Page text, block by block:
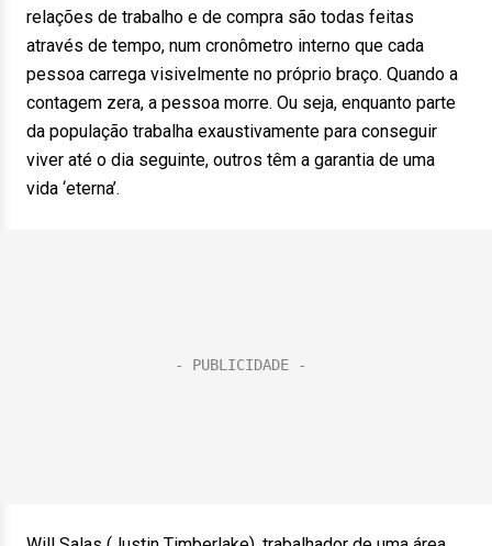
relações de trabalho e de compra são todas feitas
através de tempo, num cronômetro interno que cada
pessoa carrega visivelmente no próprio braço. Quando a
contagem zera, a pessoa morre. Ou seja, enquanto parte
da população trabalha exaustivamente para conseguir
viver até o dia seguinte, outros têm a garantia de uma
vida ‘eterna’.